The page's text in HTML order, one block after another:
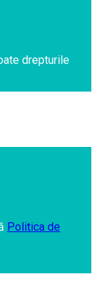
drepturile
Politica de